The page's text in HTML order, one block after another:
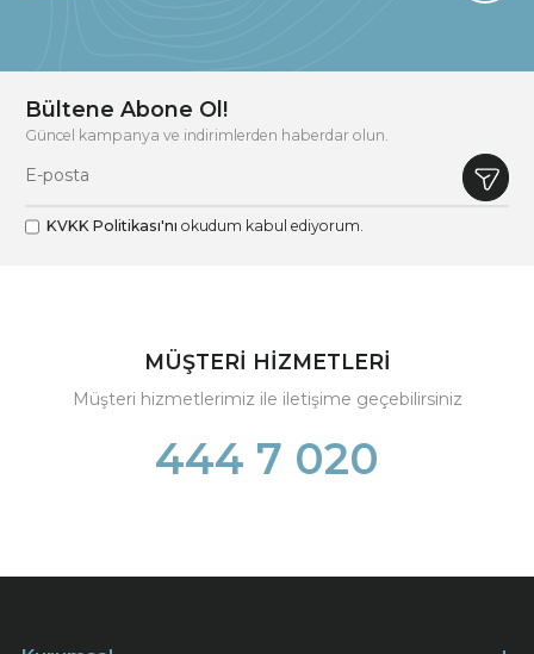
Bültene Abone Ol!
Güncel kampanya ve indirimlerden haberdar olun.
KVKK Politikası'nı okudum kabul ediyorum.
MÜŞTERİ HİZMETLERİ
Müşteri hizmetlerimiz ile iletişime geçebilirsiniz
444 7 020